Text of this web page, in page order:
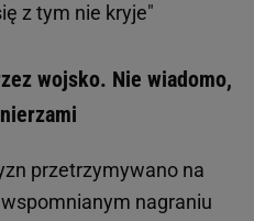
z tym nie kryje"
wojsko. Nie wiadomo,
przetrzymywano na
nagraniu